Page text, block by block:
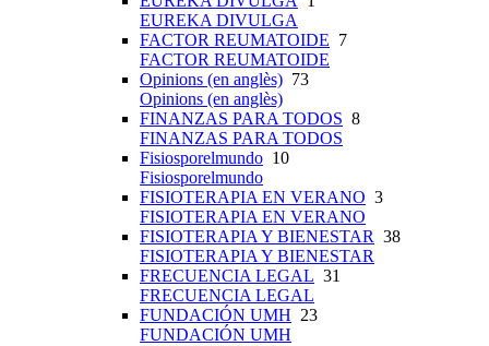
EUREKA DIVULGA
FACTOR REUMATOIDE 7
FACTOR REUMATOIDE
Opinions (en anglès) 73
Opinions (en anglès)
FINANZAS PARA TODOS 8
FINANZAS PARA TODOS
Fisiosporelmundo 10
Fisiosporelmundo
FISIOTERAPIA EN VERANO 3
FISIOTERAPIA EN VERANO
FISIOTERAPIA Y BIENESTAR 38
FISIOTERAPIA Y BIENESTAR
FRECUENCIA LEGAL 31
FRECUENCIA LEGAL
FUNDACIÓN UMH 23
FUNDACIÓN UMH